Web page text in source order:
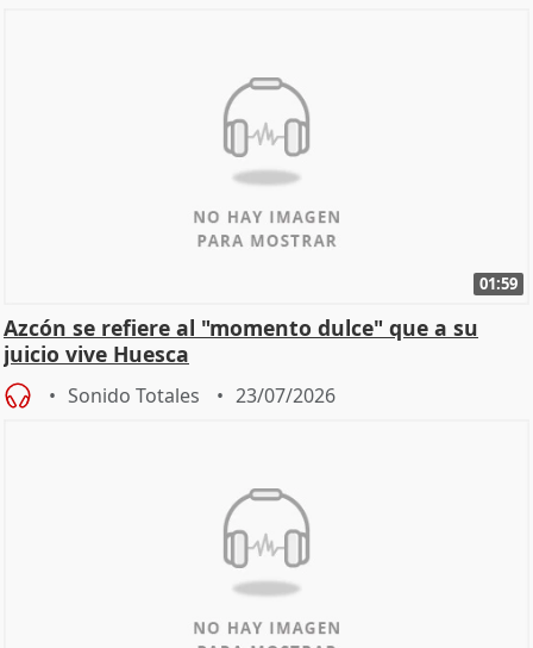
01:59
Azcón se refiere al "momento dulce" que a su
juicio vive Huesca
Sonido Totales 23/07/2026